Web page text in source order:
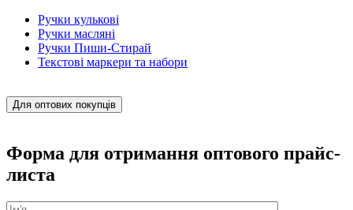
Ручки кулькові
Ручки масляні
Ручки Пиши-Стирай
Текстові маркери та набори
Для оптових покупців
Форма для отримання оптового прайс-
листа